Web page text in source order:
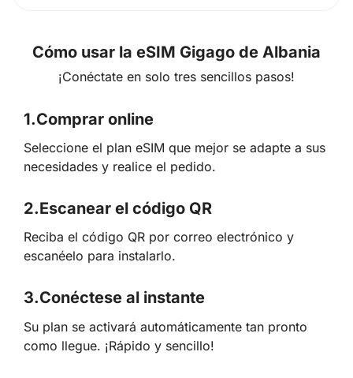
Cómo usar la eSIM Gigago de Albania
¡Conéctate en solo tres sencillos pasos!
1.Comprar online
Seleccione el plan eSIM que mejor se adapte a sus
necesidades y realice el pedido.
2.Escanear el código QR
Reciba el código QR por correo electrónico y
escanéelo para instalarlo.
3.Conéctese al instante
Su plan se activará automáticamente tan pronto
como llegue. ¡Rápido y sencillo!